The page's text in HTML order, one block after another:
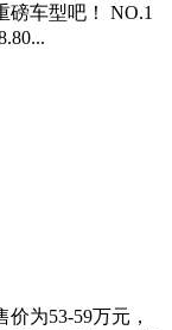
磅车型吧！ NO.1
为53-59万元，